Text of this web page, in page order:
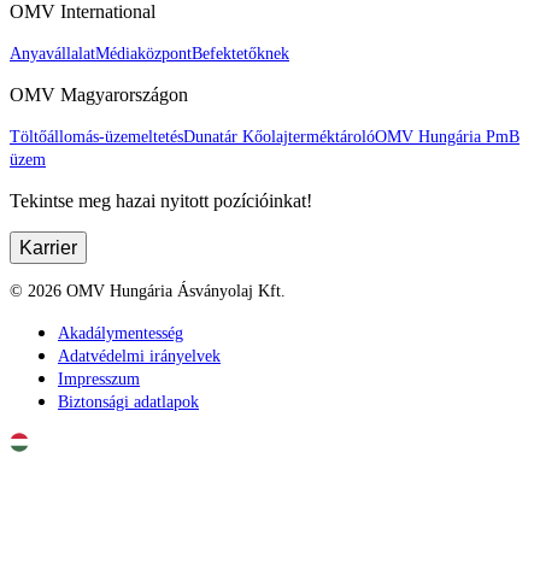
OMV International
AnyavállalatMédiaközpontBefektetőknek
OMV Magyarországon
Töltőállomás-üzemeltetésDunatár KőolajterméktárolóOMV Hungária PmB
üzem
Tekintse meg hazai nyitott pozícióinkat!
Karrier
© 2026 OMV Hungária Ásványolaj Kft.
Akadálymentesség
Adatvédelmi irányelvek
Impresszum
Biztonsági adatlapok